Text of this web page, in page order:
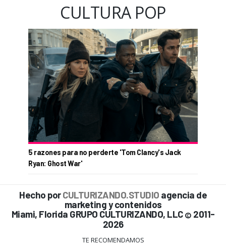
CULTURA POP
5 razones para no perderte 'Tom Clancy's Jack
Ryan: Ghost War'
Hecho porCULTURIZANDO.STUDIO agencia de
marketing y contenidos
Miami, Florida GRUPO CULTURIZANDO, LLC © 2011-
2026
TE RECOMENDAMOS